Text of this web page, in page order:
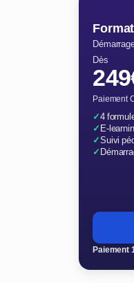
Dès
Paiement
✓4
✓E-
✓Suivi
✓
Paiement